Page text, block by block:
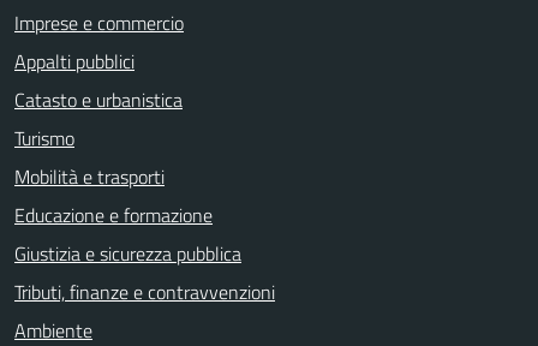
Imprese e commercio
Appalti pubblici
Catasto e urbanistica
Turismo
Mobilità e trasporti
Educazione e formazione
Giustizia e sicurezza pubblica
Tributi, finanze e contravvenzioni
Ambiente